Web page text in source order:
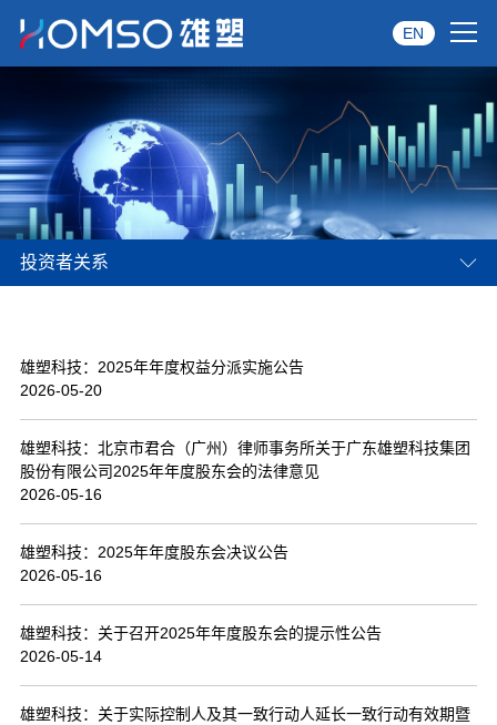
关于雄塑
产品中心
品牌服务
资讯中心
经典案例
联系我们
EN
投资者关系
雄塑科技：2025年年度权益分派实施公告
2026-05-20
雄塑科技：北京市君合（广州）律师事务所关于广东雄塑科技集团
股份有限公司2025年年度股东会的法律意见
2026-05-16
雄塑科技：2025年年度股东会决议公告
2026-05-16
雄塑科技：关于召开2025年年度股东会的提示性公告
2026-05-14
雄塑科技：关于实际控制人及其一致行动人延长一致行动有效期暨